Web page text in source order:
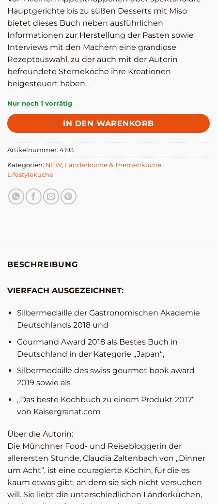
Hauptgerichte bis zu süßen Desserts mit Miso
bietet dieses Buch neben ausführlichen
Informationen zur Herstellung der Pasten sowie
Interviews mit den Machern eine grandiose
Rezeptauswahl, zu der auch mit der Autorin
befreundete Sterneköche ihre Kreationen
beigesteuert haben.
Nur noch 1 vorrätig
IN DEN WARENKORB
Artikelnummer: 4193
Kategorien: NEW, Länderküche & Themenküche,
Lifestyleküche
BESCHREIBUNG
VIERFACH AUSGEZEICHNET:
Silbermedaille der Gastronomischen Akademie
Deutschlands 2018 und
Gourmand Award 2018 als Bestes Buch in
Deutschland in der Kategorie „Japan“,
Silbermedaille des swiss gourmet book award
2019 sowie als
„Das beste Kochbuch zu einem Produkt 2017“
von Kaisergranat.com
Über die Autorin:
Die Münchner Food- und Reisebloggerin der
allerersten Stunde, Claudia Zaltenbach von „Dinner
um Acht“, ist eine couragierte Köchin, für die es
kaum etwas gibt, an dem sie sich nicht versuchen
will. Sie liebt die unterschiedlichen Länderküchen,